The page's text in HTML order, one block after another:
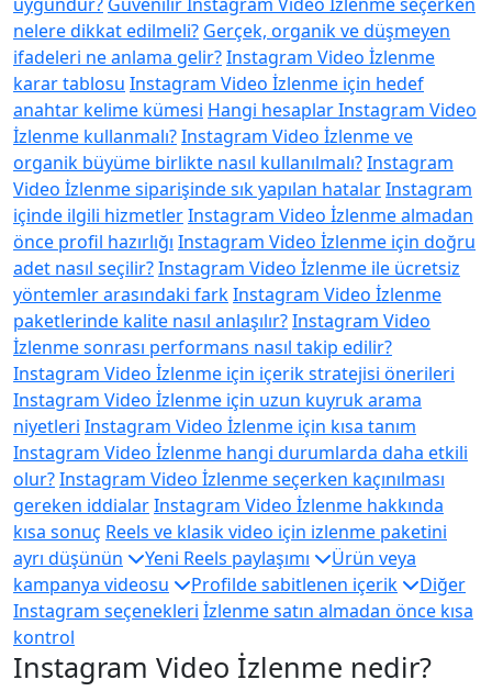
nelere dikkat edilmeli? Gerçek, organik ve düşmeyen
ifadeleri ne anlama gelir?Instagram Video İzlenme
karar tablosu Instagram Video İzlenme için hedef
anahtar kelime kümesi Hangi hesaplar Instagram Video
İzlenme kullanmalı?Instagram Video İzlenme ve
organik büyüme birlikte nasıl kullanılmalı?Instagram
Video İzlenme siparişinde sık yapılan hatalarInstagram
içinde ilgili hizmetlerInstagram Video İzlenme almadan
önce profil hazırlığı Instagram Video İzlenme için doğru
adet nasıl seçilir?Instagram Video İzlenme ile ücretsiz
yöntemler arasındaki farkInstagram Video İzlenme
paketlerinde kalite nasıl anlaşılır?Instagram Video
İzlenme sonrası performans nasıl takip edilir?
Instagram Video İzlenme için içerik stratejisi önerileri
Instagram Video İzlenme için uzun kuyruk arama
niyetleri Instagram Video İzlenme için kısa tanım
Instagram Video İzlenme hangi durumlarda daha etkili
olur?Instagram Video İzlenme seçerken kaçınılması
gereken iddialarInstagram Video İzlenme hakkında
kısa sonuç Reels ve klasik video için izlenme paketini
ayrı düşünün
Yeni Reels paylaşımı
Ürün veya
kampanya videosu
Profilde sabitlenen içerik
Diğer
Instagram seçenekleri İzlenme satın almadan önce kısa
kontrol
Instagram Video İzlenme nedir?